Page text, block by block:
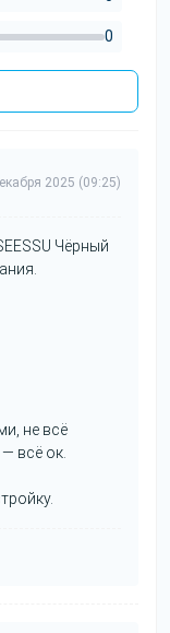
0
2025 (09:25)
Чёрный
не всё
всё ок.